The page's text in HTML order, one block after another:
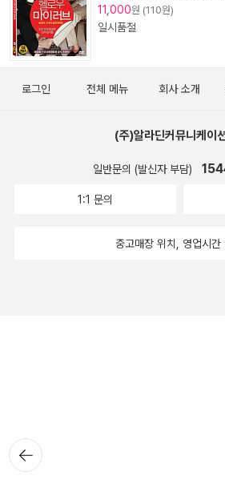
11,000원 (110원)
일시품절
뒤로가
기
로그인 전체 메뉴 회사 소개
(주)알라딘커뮤니케이
일반문의 (발신자 부담)
1:1 문의
중고매장 위치, 영업시간